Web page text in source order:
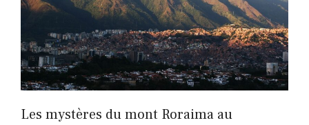
Les mystères du mont Roraima au